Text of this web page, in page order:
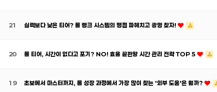
21 실력보다 낮은 티어? 롤 랭크 시스템의 맹점 파헤치고 광명 찾자!
20 롤 티어, 시간이 없다고 포기? NO! 효율 끝판왕 시간 관리 전략 TOP 5
19 초보에서 마스터까지, 롤 성장 과정에서 가장 많이 찾는 '외부 도움'은 뭘까?